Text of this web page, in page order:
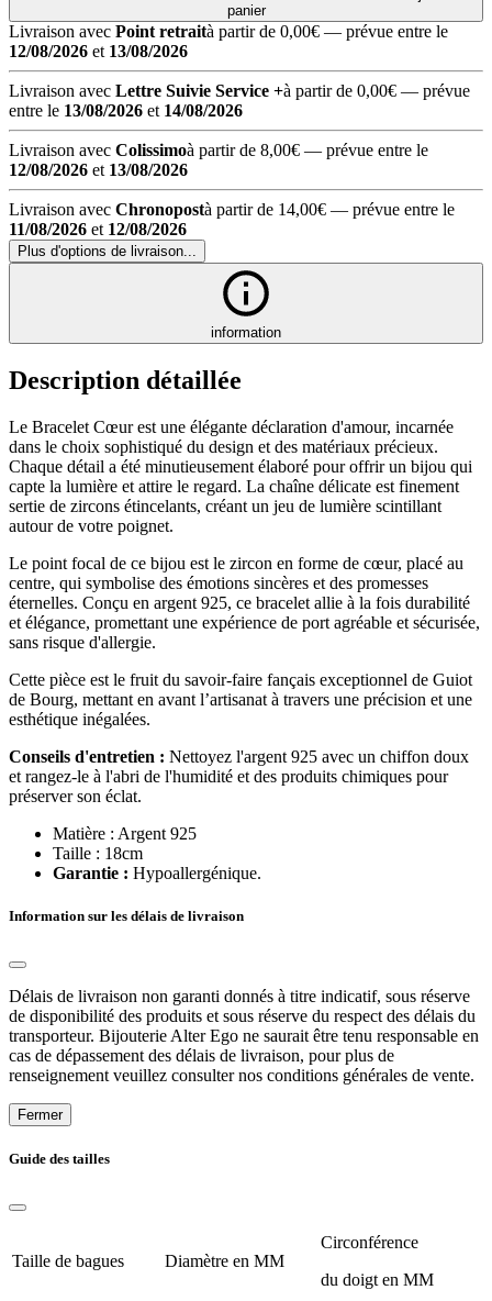
panier
Livraison avec Point retraità partir de 0,00€ — prévue entre le
12/08/2026 et 13/08/2026
Livraison avec Lettre Suivie Service +à partir de 0,00€ — prévue
entre le 13/08/2026 et 14/08/2026
Livraison avec Colissimoà partir de 8,00€ — prévue entre le
12/08/2026 et 13/08/2026
Livraison avec Chronopostà partir de 14,00€ — prévue entre le
11/08/2026 et 12/08/2026
Plus d'options de livraison...
information
Description détaillée
Le Bracelet Cœur est une élégante déclaration d'amour, incarnée
dans le choix sophistiqué du design et des matériaux précieux.
Chaque détail a été minutieusement élaboré pour offrir un bijou qui
capte la lumière et attire le regard. La chaîne délicate est finement
sertie de zircons étincelants, créant un jeu de lumière scintillant
autour de votre poignet.
Le point focal de ce bijou est le zircon en forme de cœur, placé au
centre, qui symbolise des émotions sincères et des promesses
éternelles. Conçu en argent 925, ce bracelet allie à la fois durabilité
et élégance, promettant une expérience de port agréable et sécurisée,
sans risque d'allergie.
Cette pièce est le fruit du savoir-faire fançais exceptionnel de Guiot
de Bourg, mettant en avant l’artisanat à travers une précision et une
esthétique inégalées.
Conseils d'entretien : Nettoyez l'argent 925 avec un chiffon doux
et rangez-le à l'abri de l'humidité et des produits chimiques pour
préserver son éclat.
Matière : Argent 925
Taille : 18cm
Garantie : Hypoallergénique.
Information sur les délais de livraison
Délais de livraison non garanti donnés à titre indicatif, sous réserve
de disponibilité des produits et sous réserve du respect des délais du
transporteur. Bijouterie Alter Ego ne saurait être tenu responsable en
cas de dépassement des délais de livraison, pour plus de
renseignement veuillez consulter nos conditions générales de vente.
Fermer
Guide des tailles
Taille de bagues Diamètre en MM
Circonférence
du doigt en MM